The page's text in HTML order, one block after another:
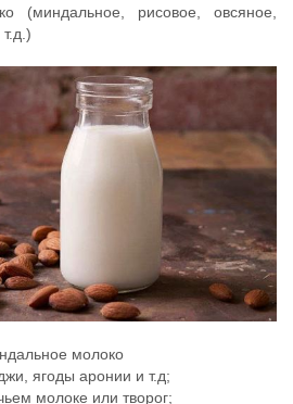
(миндальное, рисовое, овсяное,
молоко
ягоды аронии и т.д;
молоке или творог;